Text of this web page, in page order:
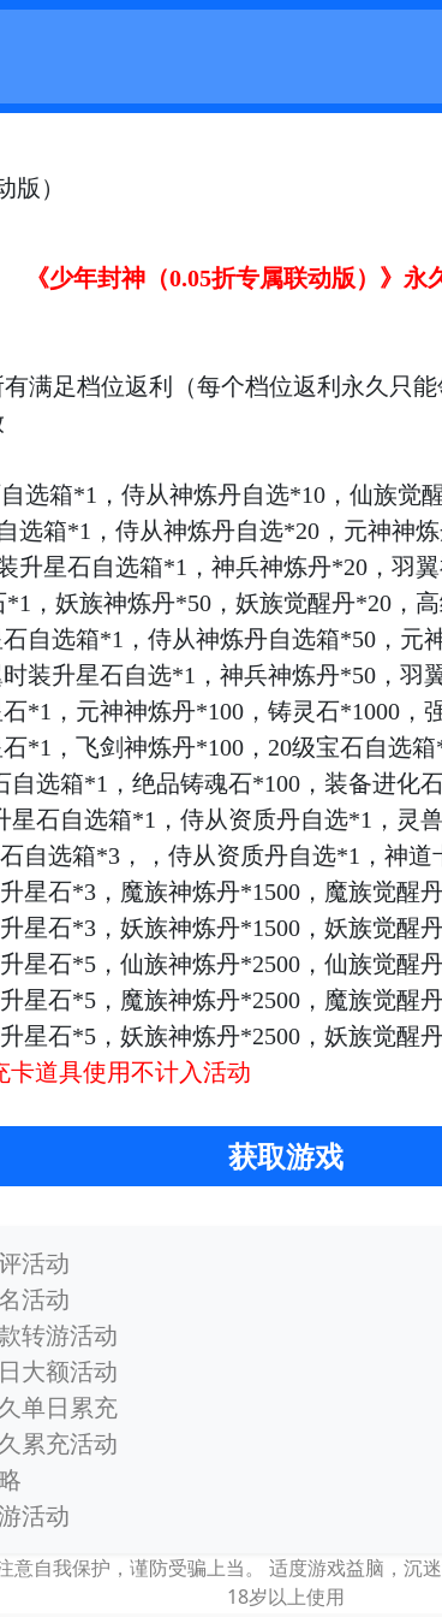
）
《少年封神（0.05折专属联动版）》 永
满足档位返利（每个档位返利永久只能
选箱*1，侍从神炼丹自选*10，仙族觉
选箱*1，侍从神炼丹自选*20，元神神
升星石自选箱*1，神兵神炼丹*20，羽
*1，妖族神炼丹*50，妖族觉醒丹*20，
自选箱*1，侍从神炼丹自选箱*50，元
时装升星石自选*1，神兵神炼丹*50，羽
*1，元神神炼丹*100，铸灵石*1000，
石*1，飞剑神炼丹*100，20级宝石自选
自选箱*1，绝品铸魂石*100，装备进化
星石自选箱*1，侍从资质丹自选*1，灵
自选箱*3，，侍从资质丹自选*1，神
星石*3，魔族神炼丹*1500，魔族觉醒
星石*3，妖族神炼丹*1500，妖族觉醒
星石*5，仙族神炼丹*2500，仙族觉醒
星石*5，魔族神炼丹*2500，魔族觉醒
星石*5，妖族神炼丹*2500，妖族觉醒
卡道具使用不计入活动
获取游戏
活动
活动
转游活动
大额活动
单日累充
累充活动
活动
意自我保护，谨防受骗上当。 适度游戏益脑，沉
18岁以上使用